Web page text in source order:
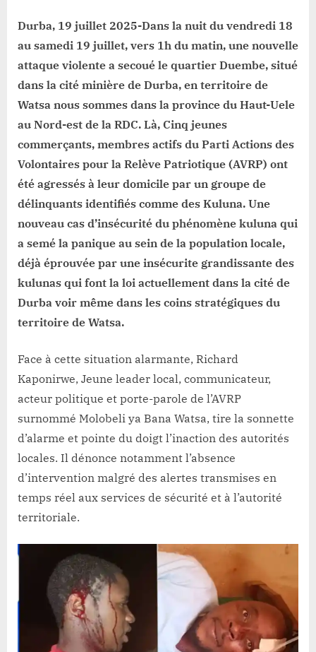
Durba, 19 juillet 2025-Dans la nuit du vendredi 18
au samedi 19 juillet, vers 1h du matin, une nouvelle
attaque violente a secoué le quartier Duembe, situé
dans la cité minière de Durba, en territoire de
Watsa nous sommes dans la province du Haut-Uele
au Nord-est de la RDC. Là, Cinq jeunes
commerçants, membres actifs du Parti Actions des
Volontaires pour la Relève Patriotique (AVRP) ont
été agressés à leur domicile par un groupe de
délinquants identifiés comme des Kuluna. Une
nouveau cas d’insécurité du phénomène kuluna qui
a semé la panique au sein de la population locale,
déjà éprouvée par une insécurite grandissante des
kulunas qui font la loi actuellement dans la cité de
Durba voir même dans les coins stratégiques du
territoire de Watsa.
Face à cette situation alarmante, Richard
Kaponirwe, Jeune leader local, communicateur,
acteur politique et porte-parole de l’AVRP
surnommé Molobeli ya Bana Watsa, tire la sonnette
d’alarme et pointe du doigt l’inaction des autorités
locales. Il dénonce notamment l’absence
d’intervention malgré des alertes transmises en
temps réel aux services de sécurité et à l’autorité
territoriale.